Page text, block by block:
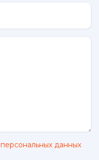
персональных данных